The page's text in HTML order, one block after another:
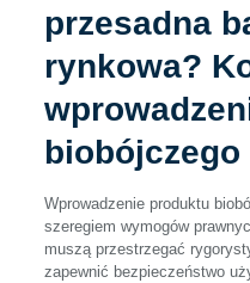
przesadna
rynkowa?
biobójczego
Wprowadzenie produktu
szeregiem wymogów
muszą przestrzegać
zapewnić bezpieczeństwo